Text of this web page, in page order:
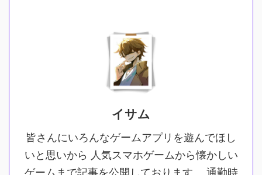
イサム
皆さんにいろんなゲームアプリを遊んでほし
いと思いから 人気スマホゲームから懐かしい
ゲームまで記事を公開しております。 通勤時